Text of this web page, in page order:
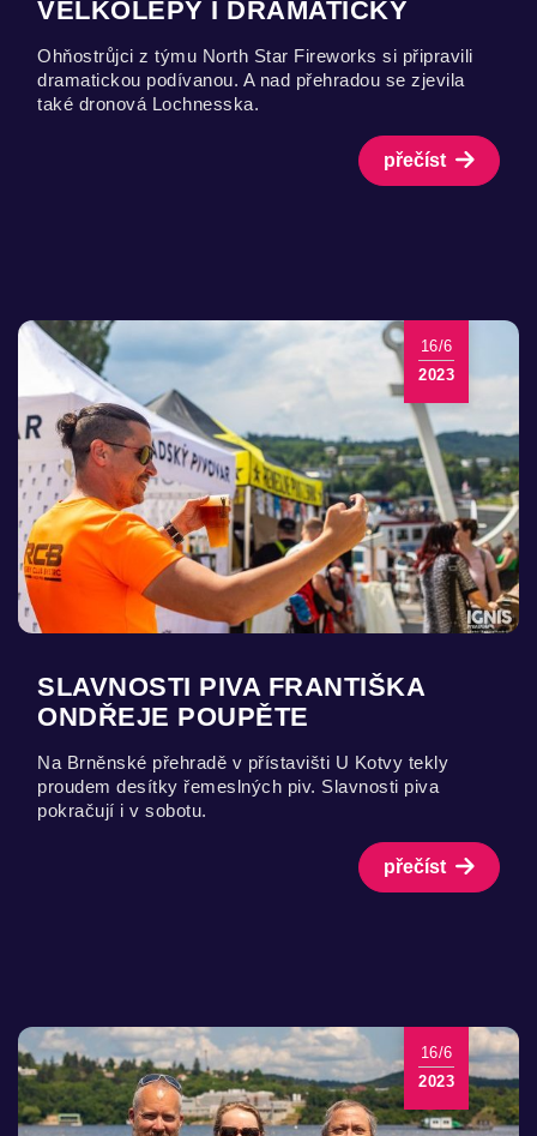
VELKOLEPÝ I DRAMATICKÝ
Ohňostrůjci z týmu North Star Fireworks si připravili
dramatickou podívanou. A nad přehradou se zjevila
také dronová Lochnesska.
přečíst
16/6
2023
SLAVNOSTI PIVA FRANTIŠKA
ONDŘEJE POUPĚTE
Na Brněnské přehradě v přístavišti U Kotvy tekly
proudem desítky řemeslných piv. Slavnosti piva
pokračují i v sobotu.
přečíst
16/6
2023